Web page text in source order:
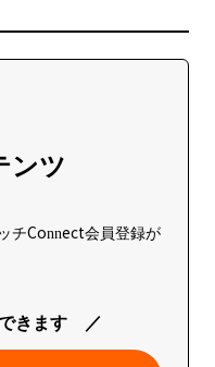
ンツ
チConnect会員登録が
きます